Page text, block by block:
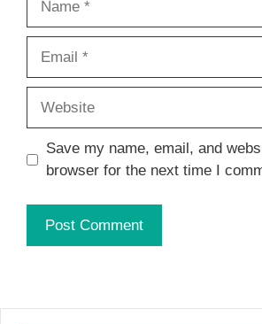
Save my name, email, and
browser for the next time I